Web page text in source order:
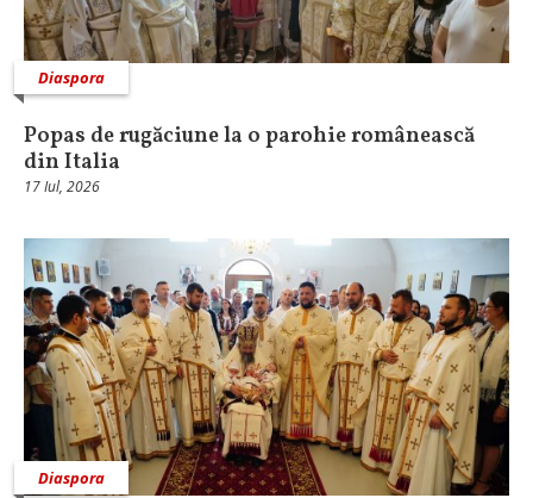
Diaspora
Popas de rugăciune la o parohie românească
din Italia
17 Iul, 2026
Diaspora